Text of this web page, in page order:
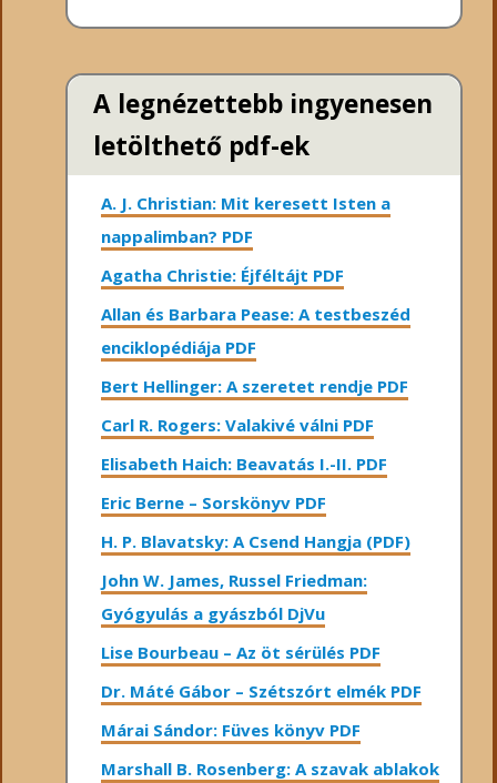
A legnézettebb ingyenesen
letölthető pdf-ek
A. J. Christian: Mit keresett Isten a
nappalimban? PDF
Agatha Christie: Éjféltájt PDF
Allan és Barbara Pease: A testbeszéd
enciklopédiája PDF
Bert Hellinger: A ​szeretet rendje PDF
Carl R. Rogers: Valakivé válni PDF
Elisabeth Haich: Beavatás I.-II. PDF
Eric Berne – Sorskönyv PDF
H. P. Blavatsky: A Csend Hangja (PDF)
John W. James, Russel Friedman:
Gyógyulás a gyászból DjVu
Lise Bourbeau – Az öt sérülés PDF
Dr. Máté Gábor – Szétszórt elmék PDF
Márai Sándor: Füves könyv PDF
Marshall B. Rosenberg: A szavak ablakok